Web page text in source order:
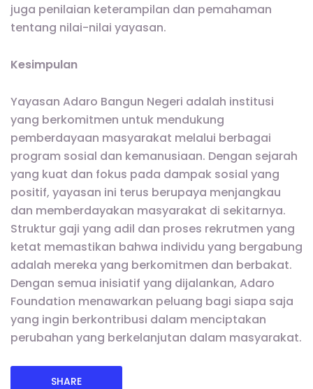
juga penilaian keterampilan dan pemahaman
tentang nilai-nilai yayasan.
Kesimpulan
Yayasan Adaro Bangun Negeri adalah institusi
yang berkomitmen untuk mendukung
pemberdayaan masyarakat melalui berbagai
program sosial dan kemanusiaan. Dengan sejarah
yang kuat dan fokus pada dampak sosial yang
positif, yayasan ini terus berupaya menjangkau
dan memberdayakan masyarakat di sekitarnya.
Struktur gaji yang adil dan proses rekrutmen yang
ketat memastikan bahwa individu yang bergabung
adalah mereka yang berkomitmen dan berbakat.
Dengan semua inisiatif yang dijalankan, Adaro
Foundation menawarkan peluang bagi siapa saja
yang ingin berkontribusi dalam menciptakan
perubahan yang berkelanjutan dalam masyarakat.
SHARE